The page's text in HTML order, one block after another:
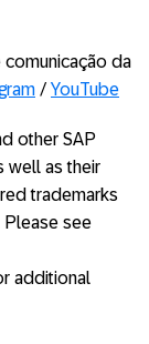
da
/ YouTube
other SAP
well as their
trademarks
Please see
additional